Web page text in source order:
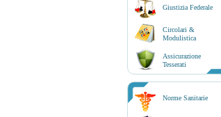
Giustizia Federale
Circolari &
Modulistica
Assicurazione
Tesserati
Norme Sanitarie